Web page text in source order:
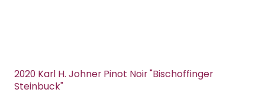
2020 Karl H. Johner Pinot Noir "Bischoffinger
Steinbuck"